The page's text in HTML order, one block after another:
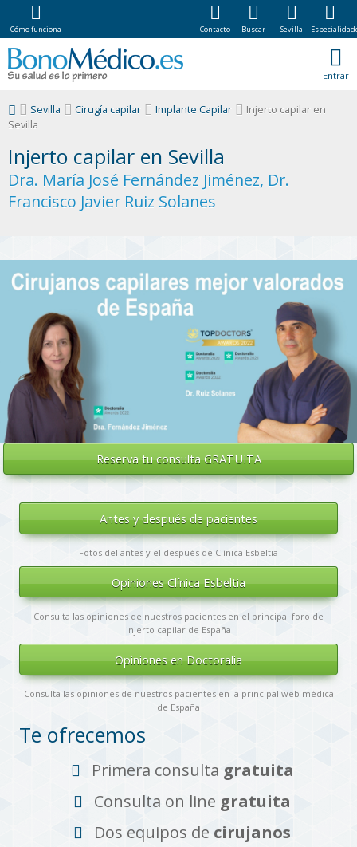
Entrar
Sevilla Cirugía capilar Implante Capilar
Injerto capilar en
Sevilla
Injerto capilar en Sevilla
Dra. María José Fernández Jiménez, Dr.
Francisco Javier Ruiz Solanes
Reserva tuconsulta GRATUITA
Antes y después de pacientes
Fotos del antes y el después de Clínica Esbeltia
Opiniones Clínica Esbeltia
Consulta las opiniones de nuestros pacientes en el principal foro de
injerto capilar de España
Opiniones en Doctoralia
Consulta las opiniones de nuestros pacientes en la principal web médica
de España
Te ofrecemos
Primera consulta gratuita
Consulta on line gratuita
Dos equipos de cirujanos
Cómo funciona Contacto Buscar Sevilla